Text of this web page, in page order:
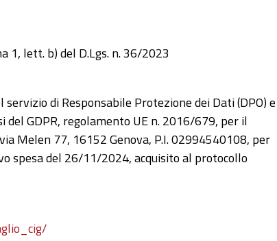
lett. b) del D.Lgs. n. 36/2023
di Responsabile Protezione dei Dati (DPO) e
GDPR, regolamento UE n. 2016/679, per il
Melen 77, 16152 Genova, P.I. 02994540108, per
spesa del 26/11/2024, acquisito al protocollo